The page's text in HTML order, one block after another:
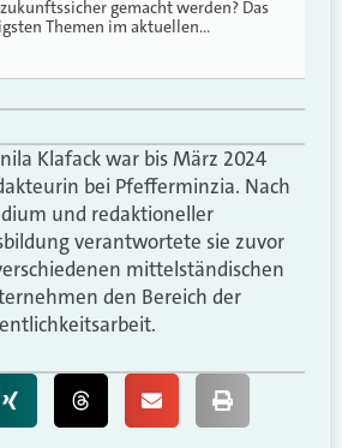
gemacht werden? Das
Themen im aktuellen…
Klafack war bis März 2024
bei Pfefferminzia. Nach
und redaktioneller
verantwortete sie zuvor
mittelständischen
den Bereich der